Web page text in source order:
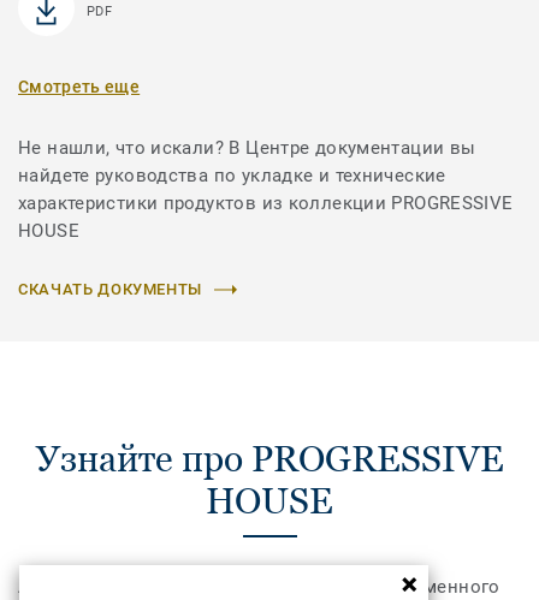
PDF
Смотреть еще
Не нашли, что искали? В Центре документации вы
найдете руководства по укладке и технические
характеристики продуктов из коллекции PROGRESSIVE
HOUSE
СКАЧАТЬ ДОКУМЕНТЫ
Узнайте про PROGRESSIVE
HOUSE
Art Vinyl Progressive House – это стиль современного